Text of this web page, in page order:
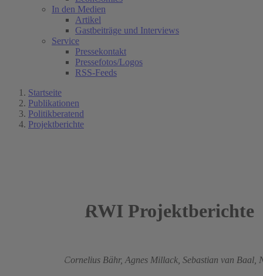
In den Medien
Artikel
Gastbeiträge und Interviews
Service
Pressekontakt
Pressefotos/Logos
RSS-Feeds
Startseite
Publikationen
Politikberatend
Projektberichte
RWI Projektberichte
Cornelius Bähr, Agnes Millack, Sebastian van Baal,